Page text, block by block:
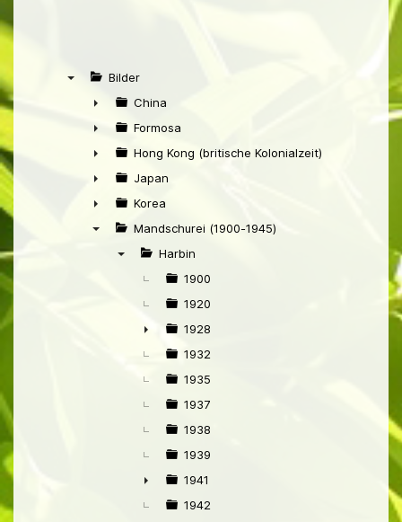
Bilder
►
China
►
Formosa
►
Hong Kong (britische Kolonialzeit)
►
Japan
►
Korea
Mandschurei (1900-1945)
Harbin
1900
1920
►
1928
1932
1935
1937
1938
1939
►
1941
1942